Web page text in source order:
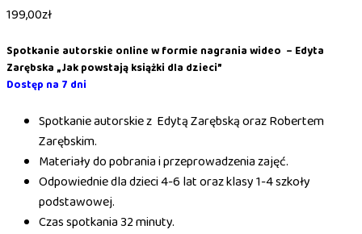
199,00zł
Spotkanie autorskie online w formie nagrania wideo – Edyta
Zarębska „Jak powstają książki dla dzieci”
Dostęp na 7 dni
Spotkanie autorskie z Edytą Zarębską oraz Robertem
Zarębskim.
Materiały do pobrania i przeprowadzenia zajęć.
Odpowiednie dla dzieci 4-6 lat oraz klasy 1-4 szkoły
podstawowej.
Czas spotkania 32 minuty.